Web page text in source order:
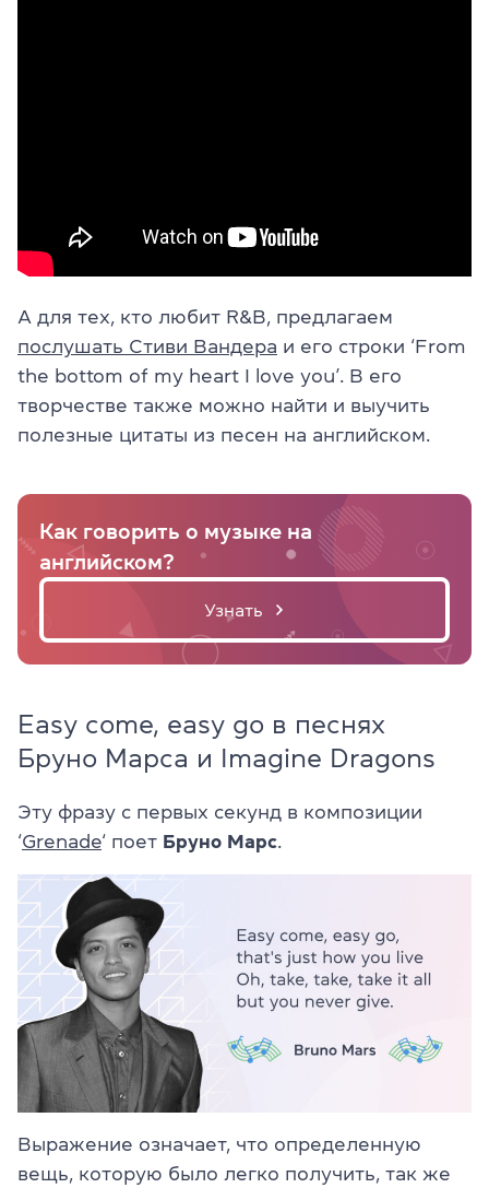
А для тех, кто любит R&B, предлагаем
послушать Стиви Вандера и его строки ‘From
the bottom of my heart I love you’. В его
творчестве также можно найти и выучить
полезные цитаты из песен на английском.
Как говорить о музыке на
английском?
Узнать
Easy come, easy go в песнях
Бруно Марса и Imagine Dragons
Эту фразу с первых секунд в композиции
‘Grenade‘ поет Бруно Марс.
Выражение означает, что определенную
вещь, которую было легко получить, так же